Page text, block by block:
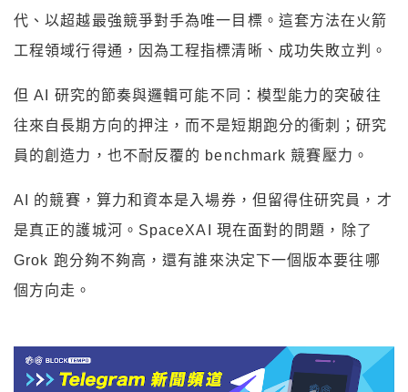
代、以超越最強競爭對手為唯一目標。這套方法在火箭
工程領域行得通，因為工程指標清晰、成功失敗立判。
但 AI 研究的節奏與邏輯可能不同：模型能力的突破往
往來自長期方向的押注，而不是短期跑分的衝刺；研究
員的創造力，也不耐反覆的 benchmark 競賽壓力。
AI 的競賽，算力和資本是入場券，但留得住研究員，才
是真正的護城河。SpaceXAI 現在面對的問題，除了
Grok 跑分夠不夠高，還有誰來決定下一個版本要往哪
個方向走。